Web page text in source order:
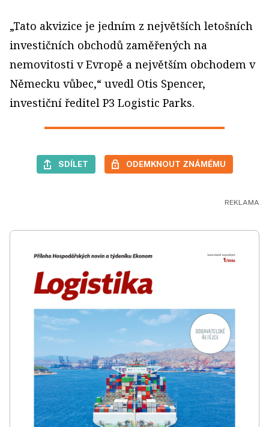
„Tato akvizice je jedním z největších letošních
investičních obchodů zaměřených na
nemovitosti v Evropě a největším obchodem v
Německu vůbec,“ uvedl Otis Spencer,
investiční ředitel P3 Logistic Parks.
SDÍLET ODEMKNOUT ZNÁMÉMU